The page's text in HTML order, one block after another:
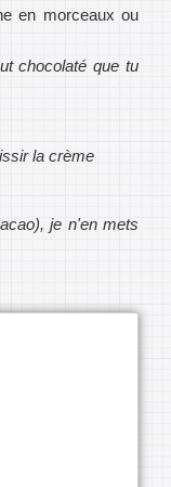
en morceaux ou
chocolaté que tu
la crème
je n'en mets